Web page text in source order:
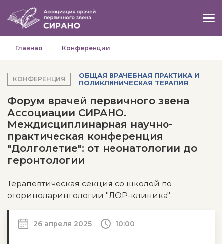
Главная Конференции
КОНФЕРЕНЦИЯ
ОБЩАЯ ВРАЧЕБНАЯ ПРАКТИКА И
ПОЛИКЛИНИЧЕСКАЯ ТЕРАПИЯ
Форум врачей первичного звена
Ассоциации СИРАНО.
Междисциплинарная научно-
практическая конференция
"Долголетие": от неонатологии до
геронтологии
Терапевтическая секция со школой по
оториноларингологии "ЛОР-клиника"
26 апреля 2025 10:00